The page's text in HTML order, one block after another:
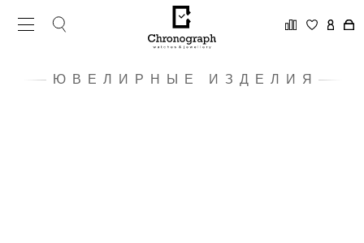
ЮВЕЛИРНЫЕ ИЗДЕЛИЯ